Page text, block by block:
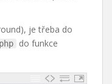
je třeba do
do funkce